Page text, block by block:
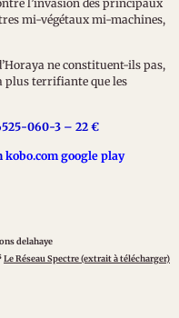
l’invasion des principaux
mi-végétaux mi-machines,
ne constituent-ils pas,
plus terrifiante que les
060-3 – 22 €
kobo.com google play
Le Réseau Spectre (extrait à télécharger)